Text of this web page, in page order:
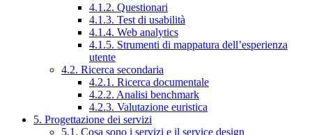
4.1.2. Questionari
4.1.3. Test di usabilità
4.1.4. Web analytics
4.1.5. Strumenti di mappatura dell’esperienza
utente
4.2. Ricerca secondaria
4.2.1. Ricerca documentale
4.2.2. Analisi benchmark
4.2.3. Valutazione euristica
5. Progettazione dei servizi
5.1. Cosa sono i servizi e il service design